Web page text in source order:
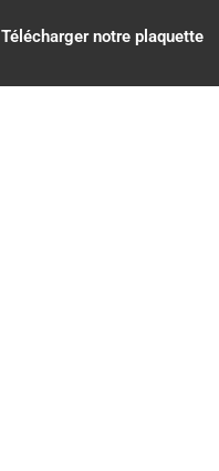
Télécharger notre plaquette